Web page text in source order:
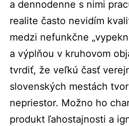
a dennodenne s nimi
realite často nevidím
medzi nefunkčne
a výplňou v kruhovom
tvrdiť, že veľkú časť
slovenských mestách
nepriestor. Možno ho
produkt ľahostajnosti a